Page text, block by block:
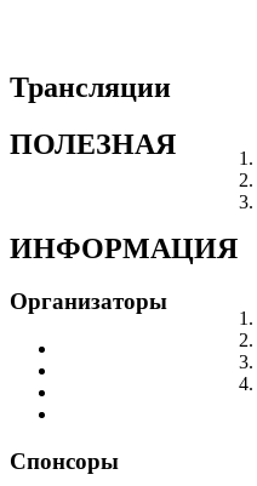
Трансляции
ПОЛЕЗНАЯ
ИНФОРМАЦИЯ
Организаторы
Спонсоры